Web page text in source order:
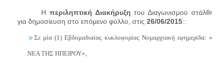
Η περιληπτική Διακήρυξη του Διαγωνισμού στάλθηκε
για δημοσίευση στο επόμενο φύλλο, στις 26/06/2015::
Σε μία (1) Εβδομαδιαίας κυκλοφορίας Νομαρχιακή εφημερίδα: «ΤΑ
ΝΕΑ ΤΗΣ ΗΠΕΙΡΟΥ»,